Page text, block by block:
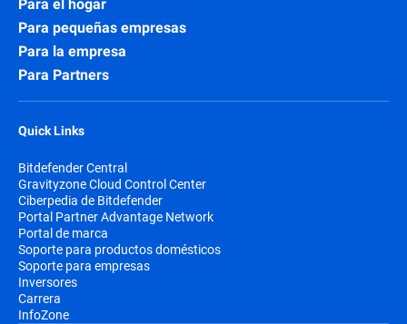
Para el hogar
Para pequeñas empresas
Para la empresa
Para Partners
Quick Links
Bitdefender Central
Gravityzone Cloud Control Center
Ciberpedia de Bitdefender
Portal Partner Advantage Network
Portal de marca
Soporte para productos domésticos
Soporte para empresas
Inversores
Carrera
InfoZone